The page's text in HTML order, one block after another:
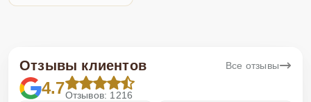
Отзывы клиентов Все отзывы
4.7Отзывов: 1216